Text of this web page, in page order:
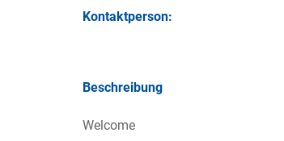
Kontakt­person:
Beschreibung
Welcome